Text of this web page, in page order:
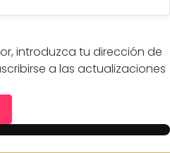
introduzca tu dirección de
a las actualizaciones